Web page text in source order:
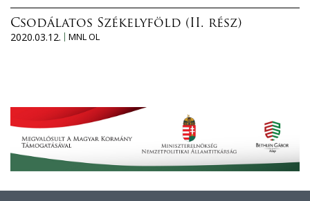
Csodálatos Székelyföld (II. rész)
2020.03.12.
MNL OL